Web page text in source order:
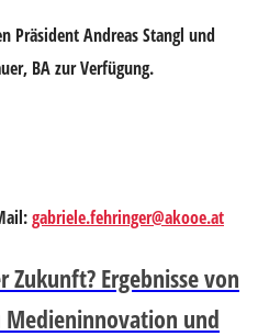
PräsidentAndreas Stangl und
, BA zur Verfügung.
gabriele.fehringer@akooe.at
Zukunft? Ergebnisse von
Medieninnovation und